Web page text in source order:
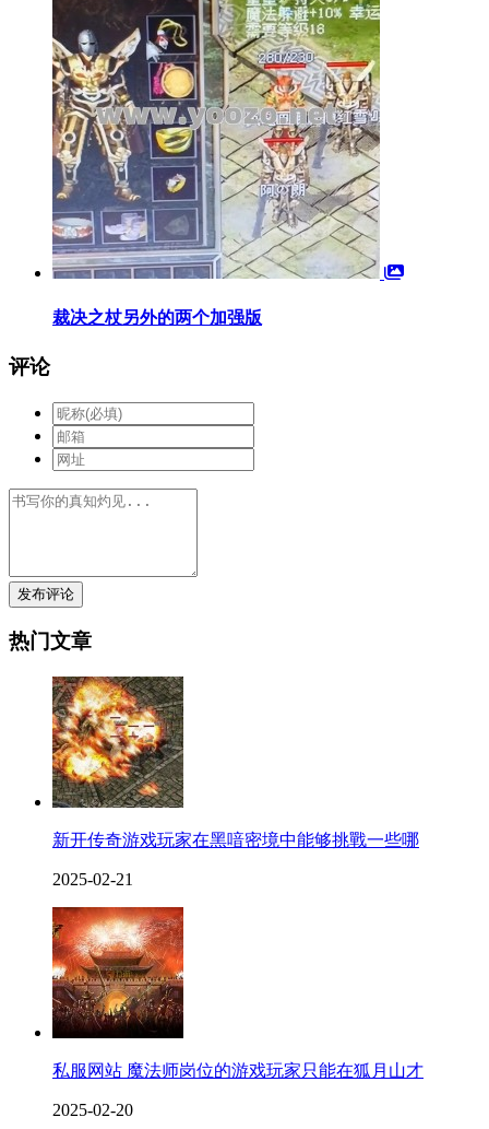
裁决之杖另外的两个加强版
评论
发布评论
热门文章
新开传奇游戏玩家在黑喑密境中能够挑戰一些哪
2025-02-21
私服网站 魔法师岗位的游戏玩家只能在狐月山才
2025-02-20